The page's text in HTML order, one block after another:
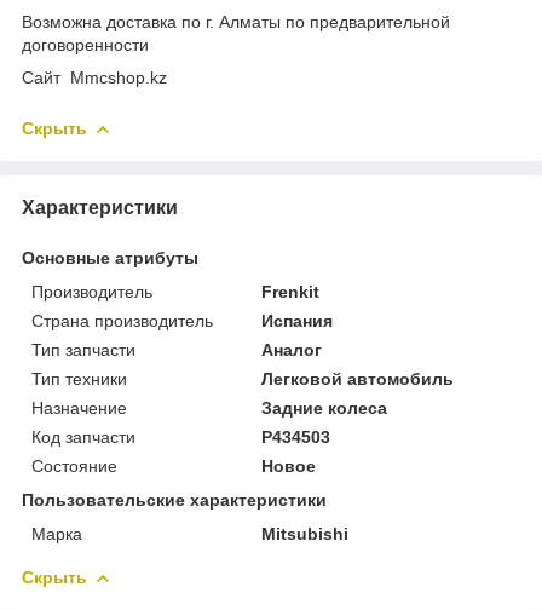
Возможна доставка по г. Алматы по предварительной
договоренности
Cайт Mmcshop.kz
Скрыть
Характеристики
Основные атрибуты
Производитель
Frenkit
Страна производитель
Испания
Тип запчасти
Аналог
Тип техники
Легковой автомобиль
Назначение
Задние колеса
Код запчасти
P434503
Состояние
Новое
Пользовательские характеристики
Марка
Mitsubishi
Скрыть